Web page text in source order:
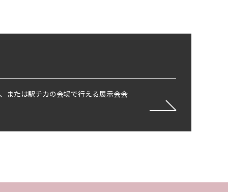
または駅チカの会場で行える展示会会